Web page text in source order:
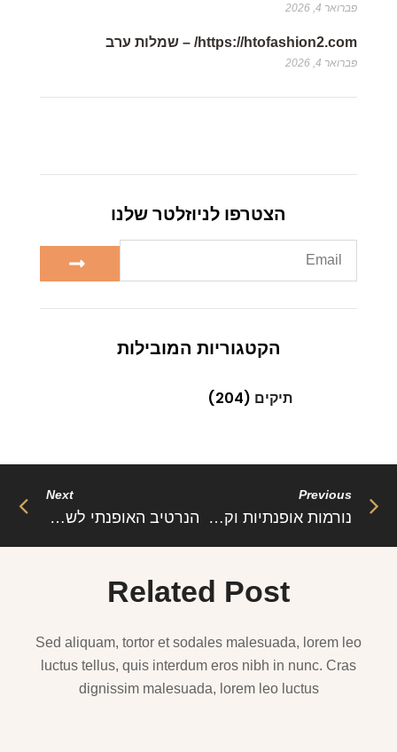
פברואר 4, 2026
https://htofashion2.com/ – שמלות ערב
פברואר 4, 2026
הצטרפו לניוזלטר שלנו
הקטגוריות המובילות
תיקים (204)
Previous
נורמות אופנתיות וקביעתם בחברה
Next
הנרטיב האופנתי לשנת 2022
Related Post
Sed aliquam, tortor et sodales malesuada, lorem leo
luctus tellus, quis interdum eros nibh in nunc. Cras
dignissim malesuada, lorem leo luctus